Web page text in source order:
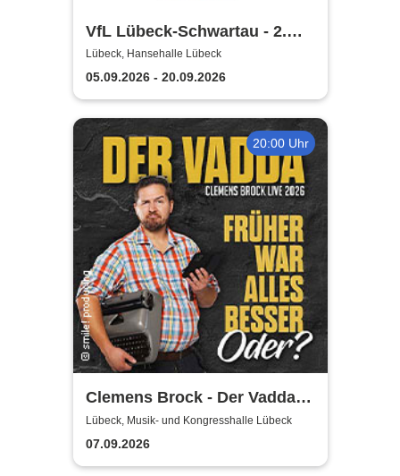
VfL Lübeck-Schwartau - 2.
Handball Bundesliga Saison
2026/2027
Lübeck, Hansehalle Lübeck
05.09.2026 - 20.09.2026
20:00 Uhr
Clemens Brock - Der Vadda -
Früher war alles besser,
oder?
Lübeck, Musik- und Kongresshalle Lübeck
07.09.2026